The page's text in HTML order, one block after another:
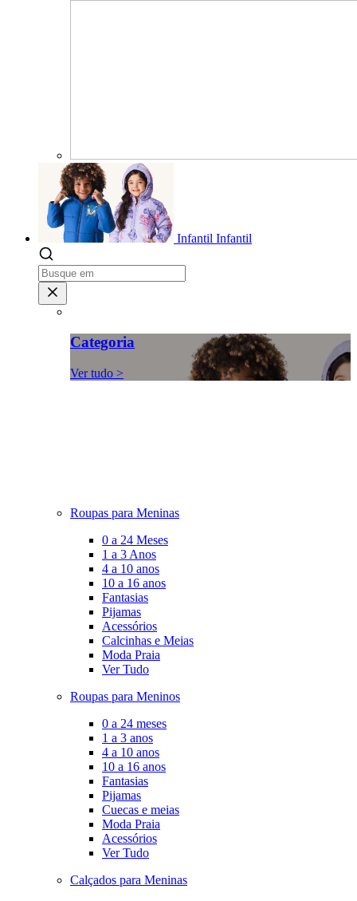
Infantil Infantil
Categoria
Ver tudo >
Roupas para Meninas
0 a 24 Meses
1 a 3 Anos
4 a 10 anos
10 a 16 anos
Fantasias
Pijamas
Acessórios
Calcinhas e Meias
Moda Praia
Ver Tudo
Roupas para Meninos
0 a 24 meses
1 a 3 anos
4 a 10 anos
10 a 16 anos
Fantasias
Pijamas
Cuecas e meias
Moda Praia
Acessórios
Ver Tudo
Calçados para Meninas